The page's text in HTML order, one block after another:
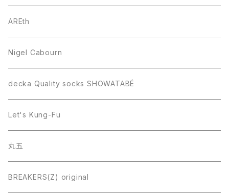
AREth
Nigel Cabourn
decka Quality socks SHOWATABÉ
Let's Kung-Fu
丸五
BREAKERS(Z) original